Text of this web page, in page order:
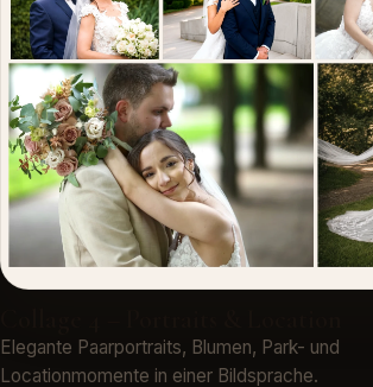
Elegante Paarportraits, Blumen, Park- und
Locationmomente in einer Bildsprache.